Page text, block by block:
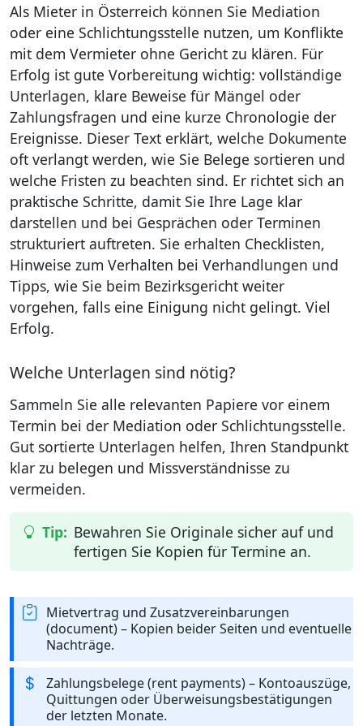
Als Mieter in Österreich können Sie Mediation
oder eine Schlichtungsstelle nutzen, um Konflikte
mit dem Vermieter ohne Gericht zu klären. Für
Erfolg ist gute Vorbereitung wichtig: vollständige
Unterlagen, klare Beweise für Mängel oder
Zahlungsfragen und eine kurze Chronologie der
Ereignisse. Dieser Text erklärt, welche Dokumente
oft verlangt werden, wie Sie Belege sortieren und
welche Fristen zu beachten sind. Er richtet sich an
praktische Schritte, damit Sie Ihre Lage klar
darstellen und bei Gesprächen oder Terminen
strukturiert auftreten. Sie erhalten Checklisten,
Hinweise zum Verhalten bei Verhandlungen und
Tipps, wie Sie beim Bezirksgericht weiter
vorgehen, falls eine Einigung nicht gelingt. Viel
Erfolg.
Welche Unterlagen sind nötig?
Sammeln Sie alle relevanten Papiere vor einem
Termin bei der Mediation oder Schlichtungsstelle.
Gut sortierte Unterlagen helfen, Ihren Standpunkt
klar zu belegen und Missverständnisse zu
vermeiden.
Bewahren Sie Originale sicher auf und
fertigen Sie Kopien für Termine an.
Mietvertrag und Zusatzvereinbarungen
(document) – Kopien beider Seiten und eventuelle
Nachträge.
Zahlungsbelege (rent payments) – Kontoauszüge,
Quittungen oder Überweisungsbestätigungen
der letzten Monate.